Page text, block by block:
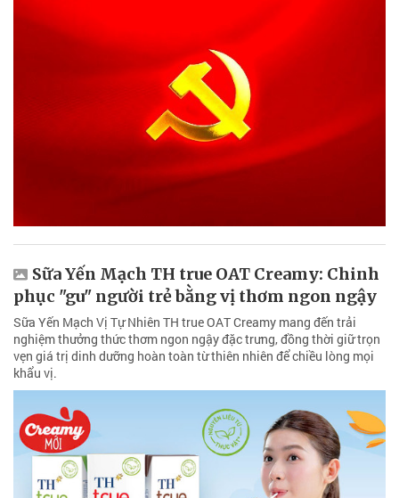
Sữa Yến Mạch TH true OAT Creamy: Chinh
phục "gu" người trẻ bằng vị thơm ngon ngậy
Sữa Yến Mạch Vị Tự Nhiên TH true OAT Creamy mang đến trải
nghiệm thưởng thức thơm ngon ngậy đặc trưng, đồng thời giữ trọn
vẹn giá trị dinh dưỡng hoàn toàn từ thiên nhiên để chiều lòng mọi
khẩu vị.